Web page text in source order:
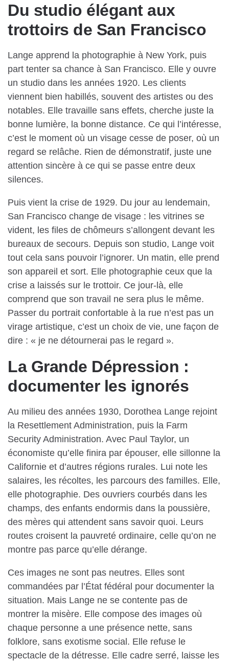
Du studio élégant aux
trottoirs de San Francisco
Lange apprend la photographie à New York, puis
part tenter sa chance à San Francisco. Elle y ouvre
un studio dans les années 1920. Les clients
viennent bien habillés, souvent des artistes ou des
notables. Elle travaille sans effets, cherche juste la
bonne lumière, la bonne distance. Ce qui l’intéresse,
c’est le moment où un visage cesse de poser, où un
regard se relâche. Rien de démonstratif, juste une
attention sincère à ce qui se passe entre deux
silences.
Puis vient la crise de 1929. Du jour au lendemain,
San Francisco change de visage : les vitrines se
vident, les files de chômeurs s’allongent devant les
bureaux de secours. Depuis son studio, Lange voit
tout cela sans pouvoir l’ignorer. Un matin, elle prend
son appareil et sort. Elle photographie ceux que la
crise a laissés sur le trottoir. Ce jour-là, elle
comprend que son travail ne sera plus le même.
Passer du portrait confortable à la rue n’est pas un
virage artistique, c’est un choix de vie, une façon de
dire : « je ne détournerai pas le regard ».
La Grande Dépression :
documenter les ignorés
Au milieu des années 1930, Dorothea Lange rejoint
la Resettlement Administration, puis la Farm
Security Administration. Avec Paul Taylor, un
économiste qu’elle finira par épouser, elle sillonne la
Californie et d’autres régions rurales. Lui note les
salaires, les récoltes, les parcours des familles. Elle,
elle photographie. Des ouvriers courbés dans les
champs, des enfants endormis dans la poussière,
des mères qui attendent sans savoir quoi. Leurs
routes croisent la pauvreté ordinaire, celle qu’on ne
montre pas parce qu’elle dérange.
Ces images ne sont pas neutres. Elles sont
commandées par l’État fédéral pour documenter la
situation. Mais Lange ne se contente pas de
montrer la misère. Elle compose des images où
chaque personne a une présence nette, sans
folklore, sans exotisme social. Elle refuse le
spectacle de la détresse. Elle cadre serré, laisse les